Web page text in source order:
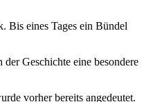
Bis eines Tages ein Bündel
Geschichte eine besondere
vorher bereits angedeutet.